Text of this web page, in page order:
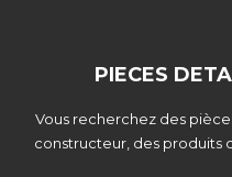
PIECES
Vous recherchez des
constructeur, des produits